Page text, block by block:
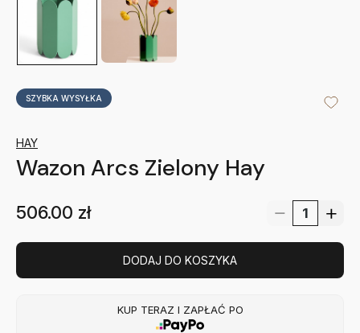
SZYBKA WYSYŁKA
HAY
Wazon Arcs Zielony Hay
506.00 zł
DODAJ DO KOSZYKA
KUP TERAZ I ZAPŁAĆ PO